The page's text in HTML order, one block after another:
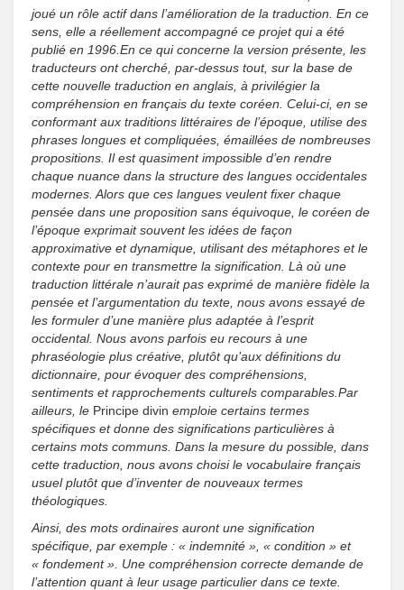
joué un rôle actif dans l’amélioration de la traduction. En ce
sens, elle a réellement accompagné ce projet qui a été
publié en 1996. En ce qui concerne la version présente, les
traducteurs ont cherché, par-dessus tout, sur la base de
cette nouvelle traduction en anglais, à privilégier la
compréhension en français du texte coréen. Celui-ci, en se
conformant aux traditions littéraires de l’époque, utilise des
phrases longues et compliquées, émaillées de nombreuses
propositions. Il est quasiment impossible d’en rendre
chaque nuance dans la structure des langues occidentales
modernes. Alors que ces langues veulent fixer chaque
pensée dans une proposition sans équivoque, le coréen de
l’époque exprimait souvent les idées de façon
approximative et dynamique, utilisant des métaphores et le
contexte pour en transmettre la signification. Là où une
traduction littérale n’aurait pas exprimé de manière fidèle la
pensée et l’argumentation du texte, nous avons essayé de
les formuler d’une manière plus adaptée à l’esprit
occidental. Nous avons parfois eu recours à une
phraséologie plus créative, plutôt qu’aux définitions du
dictionnaire, pour évoquer des compréhensions,
sentiments et rapprochements culturels comparables. Par
ailleurs, le Principe divin emploie certains termes
spécifiques et donne des significations particulières à
certains mots communs. Dans la mesure du possible, dans
cette traduction, nous avons choisi le vocabulaire français
usuel plutôt que d’inventer de nouveaux termes
théologiques.
Ainsi, des mots ordinaires auront une signification
spécifique, par exemple : « indemnité », « condition » et
« fondement ». Une compréhension correcte demande de
l’attention quant à leur usage particulier dans ce texte.